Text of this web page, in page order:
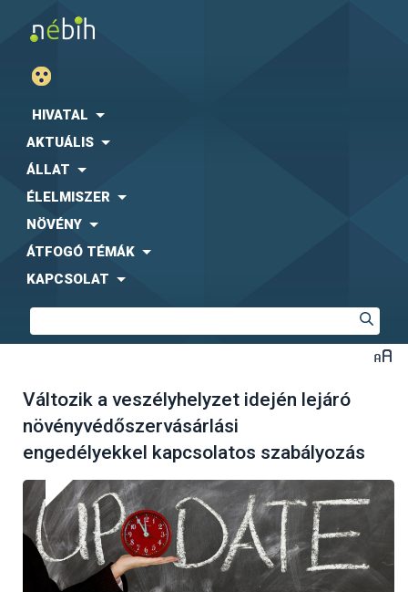
HIVATAL
AKTUÁLIS
ÁLLAT
ÉLELMISZER
NÖVÉNY
ÁTFOGÓ TÉMÁK
KAPCSOLAT
Változik a veszélyhelyzet idején lejáró
növényvédőszervásárlási
engedélyekkel kapcsolatos szabályozás